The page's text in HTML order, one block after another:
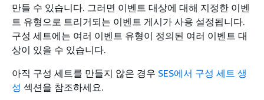
만들 수 있습니다. 그러면 이벤트 대상에 대해 지정한 이벤
트 유형으로 트리거되는 이벤트 게시가 사용 설정됩니다.
구성 세트에는 여러 이벤트 유형이 정의된 여러 이벤트 대
상이 있을 수 있습니다.
아직 구성 세트를 만들지 않은 경우 SES에서 구성 세트 생
성 섹션을 참조하세요.